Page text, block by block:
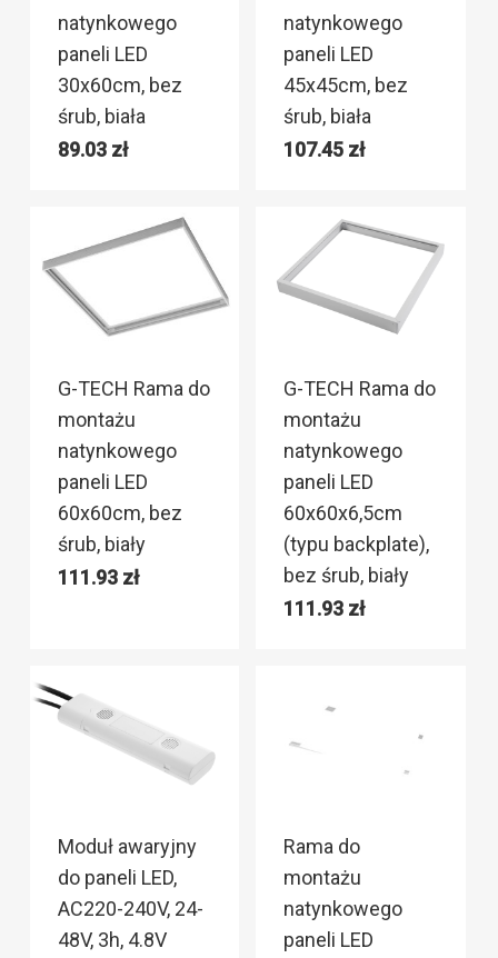
natynkowego
paneli LED
30x60cm, bez
śrub, biała
89.03 zł
natynkowego
paneli LED
45x45cm, bez
śrub, biała
107.45 zł
G-TECH Rama do
montażu
natynkowego
paneli LED
60x60cm, bez
śrub, biały
111.93 zł
G-TECH Rama do
montażu
natynkowego
paneli LED
60x60x6,5cm
(typu backplate),
bez śrub, biały
111.93 zł
Moduł awaryjny
do paneli LED,
AC220-240V, 24-
48V, 3h, 4.8V
Rama do
montażu
natynkowego
paneli LED